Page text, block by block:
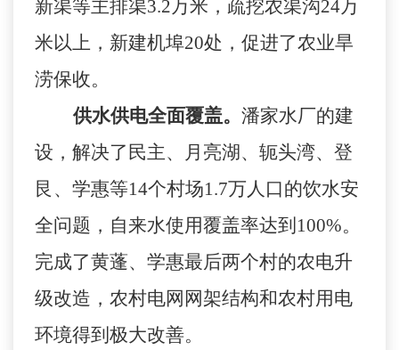
新渠等主排渠3.2万米，疏挖农渠沟24万
米以上，新建机埠20处，促进了农业旱
涝保收。
供水供电全面覆盖。 潘家水厂的建
设，解决了民主、月亮湖、轭头湾、登
艮、学惠等14个村场1.7万人口的饮水安
全问题，自来水使用覆盖率达到 100%。
完成了黄蓬、学惠最后两个村的农电升
级改造，农村电网网架结构和农村用电
环境得到极大改善。